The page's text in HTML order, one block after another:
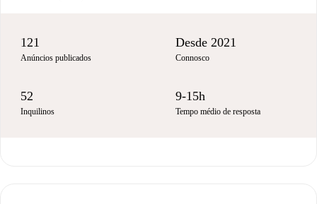
121
Anúncios publicados
Desde 2021
Connosco
52
Inquilinos
9-15h
Tempo médio de resposta